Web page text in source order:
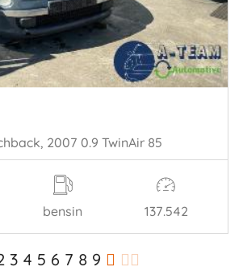
2007 0.9 TwinAir 85
bensin 137.542
3 4 5 6 7 8 9